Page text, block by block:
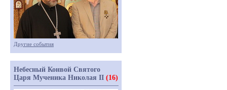
Другие события
Небесный Конвой Святого
Царя Мученика Николая II (16)